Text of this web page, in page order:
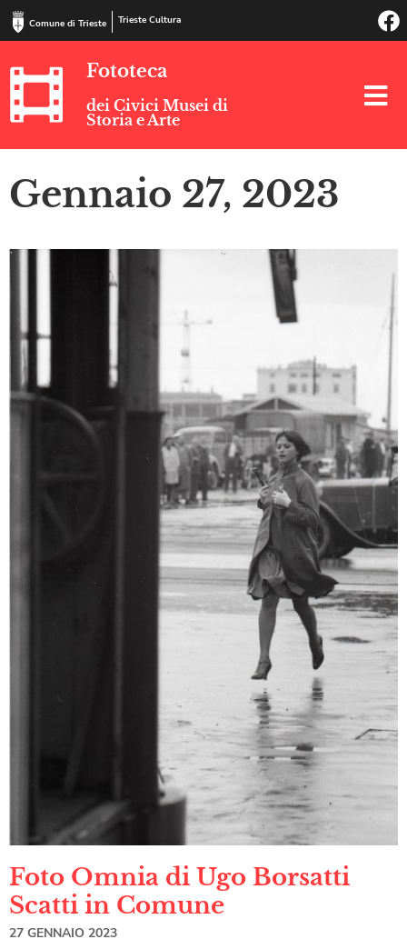
Comune di Trieste Trieste Cultura
Fototeca
dei Civici Musei di
Storia e Arte
Gennaio 27, 2023
Foto Omnia di Ugo Borsatti
Scatti in Comune
27 GENNAIO 2023